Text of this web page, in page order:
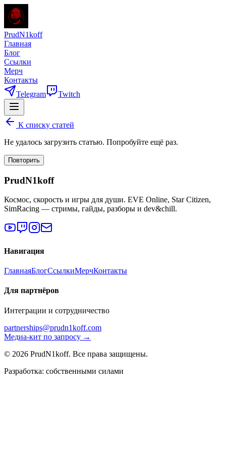
PrudN1koff
Главная
Блог
Ссылки
Мерч
Контакты
Telegram
Twitch
К списку статей
Не удалось загрузить статью. Попробуйте ещё раз.
Повторить
PrudN1koff
Космос, скорость и игры для души. EVE Online, Star Citizen,
SimRacing — стримы, гайды, разборы и dev&chill.
Навигация
ГлавнаяБлогСсылкиМерчКонтакты
Для партнёров
Интеграции и сотрудничество
partnerships@prudn1koff.com
Медиа-кит по запросу →
© 2026 PrudN1koff. Все права защищены.
Разработка: собственными силами